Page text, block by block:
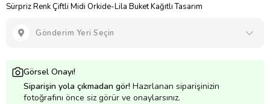
Sürpriz Renk Çiftli Midi Orkide-Lila Buket Kağıtlı Tasarım
Gönderim Yeri Seçin
Görsel Onayı!
Siparişin yola çıkmadan gör! Hazırlanan siparişinizin
fotoğrafını önce siz görür ve onaylarsınız.